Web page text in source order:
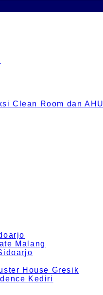
Clean Room dan AHU
Malang
House Gresik
Kediri